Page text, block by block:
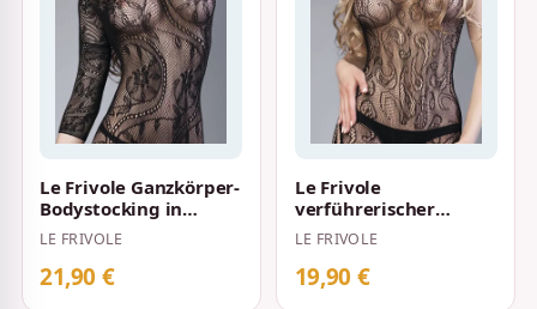
Le Frivole Ganzkörper-
Bodystocking in
Netzoptik mit feinen
Verzierunge…
LE FRIVOLE
21,90 €
Le Frivole
verführerischer
Bodystocking in
Netzoptik kombiniert
m. lei…
LE FRIVOLE
19,90 €